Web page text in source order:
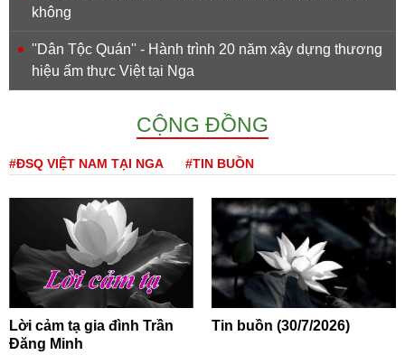
không
''Dân Tộc Quán'' - Hành trình 20 năm xây dựng thương
hiệu ẩm thực Việt tại Nga
CỘNG ĐỒNG
#ĐSQ VIỆT NAM TẠI NGA #TIN BUỒN
Lời cảm tạ gia đình Trần
Đăng Minh
Tin buồn (30/7/2026)